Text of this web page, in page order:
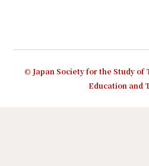
© Japan Society for the Study of
Education and